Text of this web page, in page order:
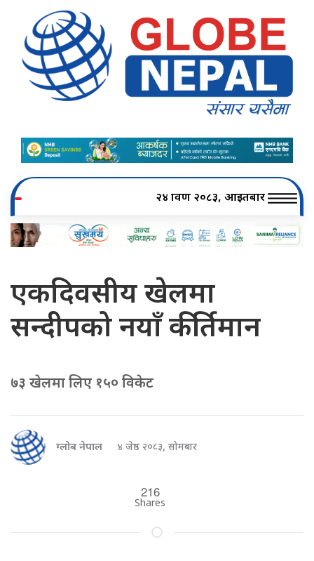
२४ श्रावण २०८३, आइतबार
एकदिवसीय खेलमा
सन्दीपको नयाँ कीर्तिमान
७३ खेलमा लिए १५० विकेट
ग्लोब नेपाल ४ जेष्ठ २०८३, सोमबार
216
Shares